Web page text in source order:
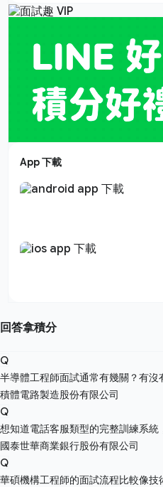
App 下載
回答拿積分
Q
半導體工程師面試通常有幾關？有沒
積體電路製造股份有限公司
Q
想知道電話客服類型的完整訓練系
國泰世華商業銀行股份有限公司
Q
華碩機構工程師的面試流程比較像技